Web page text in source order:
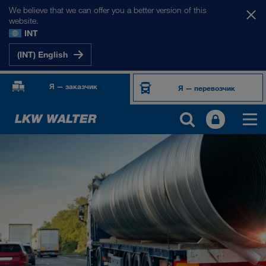
We believe that we can offer you a better version of this
website.
INT
(INT) English
Я — заказчик Я — перевозчик
Автомобильные перевозки
Цифровые решения
Комбинированные перевозки